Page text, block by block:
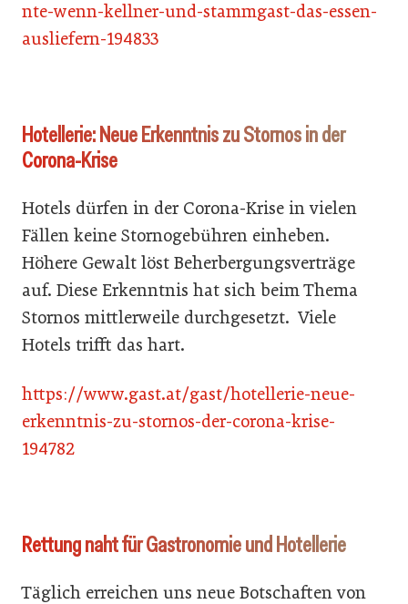
nte-wenn-kellner-und-stammgast-das-essen-
ausliefern-194833
Hotellerie: Neue Erkenntnis zu Stornos in der
Corona-Krise
Hotels dürfen in der Corona-Krise in vielen
Fällen keine Stornogebühren einheben.
Höhere Gewalt löst Beherbergungsverträge
auf. Diese Erkenntnis hat sich beim Thema
Stornos mittlerweile durchgesetzt. Viele
Hotels trifft das hart.
https://www.gast.at/gast/hotellerie-neue-
erkenntnis-zu-stornos-der-corona-krise-
194782
Rettung naht für Gastronomie und Hotellerie
Täglich erreichen uns neue Botschaften von